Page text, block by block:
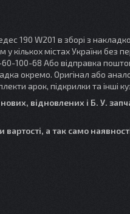
190 W201 в зборі з
кількох містах України без
100-68 Або відправка
окремо. Оригінал або
арок, підкрилки та інші
відновлених і Б. У.
вартості, а так само